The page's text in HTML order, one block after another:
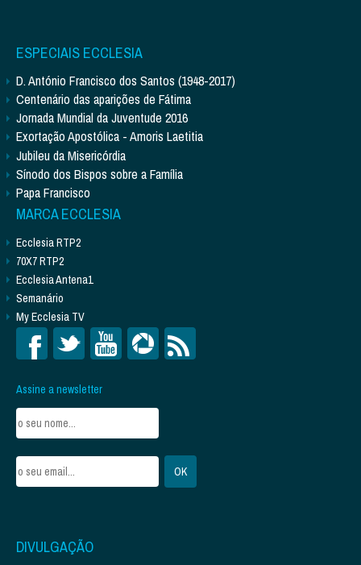
ESPECIAIS ECCLESIA
D. António Francisco dos Santos (1948-2017)
Centenário das aparições de Fátima
Jornada Mundial da Juventude 2016
Exortação Apostólica - Amoris Laetitia
Jubileu da Misericórdia
Sínodo dos Bispos sobre a Família
Papa Francisco
MARCA ECCLESIA
Ecclesia RTP2
70X7 RTP2
Ecclesia Antena1
Semanário
My Ecclesia TV
Assine a newsletter
DIVULGAÇÃO